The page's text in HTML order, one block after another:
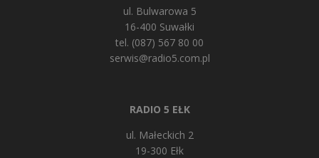
ul. Bulwarowa 5
16-400 Suwałki
tel. (087) 567 80 00
serwis@radio5.com.pl
RADIO 5 EŁK
ul. Małeckich 2
19-300 Ełk